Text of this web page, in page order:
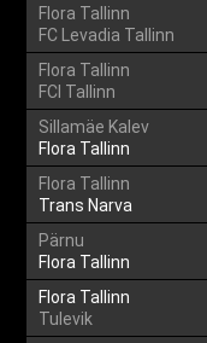
Flora Tallinn
FC Levadia Tallinn
Flora Tallinn
FCI Tallinn
Sillamäe Kalev
Flora Tallinn
Flora Tallinn
Trans Narva
Pärnu
Flora Tallinn
Flora Tallinn
Tulevik